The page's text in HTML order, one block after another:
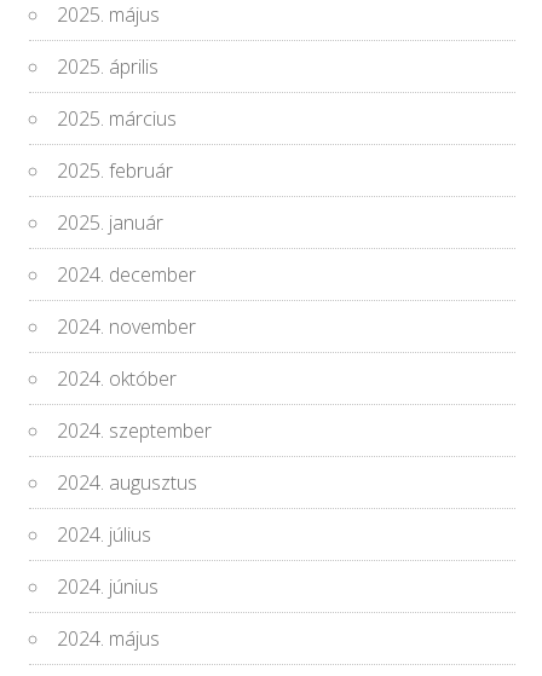
2025. május
2025. április
2025. március
2025. február
2025. január
2024. december
2024. november
2024. október
2024. szeptember
2024. augusztus
2024. július
2024. június
2024. május